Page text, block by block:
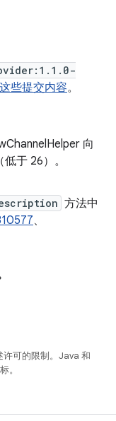
些提交内容。
向
于 26）。
方法中
、
许可的限制。Java 和
。